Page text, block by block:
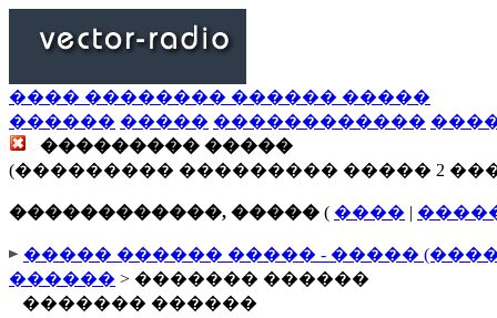
���� �������� ������ �����
������ ����� ������������
��������� �����
(��������� ��������� ����� 2
������������, ����� ( ���� |
����� ������ ����� - �����
������ > ������� ������
������� ������